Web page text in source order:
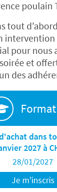
tout
intervention
pour nous
et
des
dans
2027 à
28/01/2027
Je m'inscris